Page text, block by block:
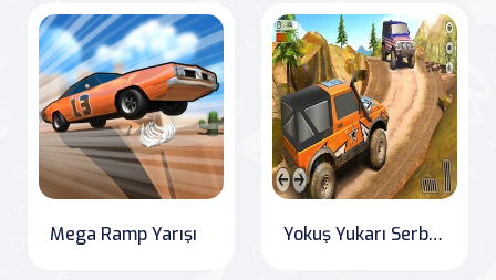
Mega Ramp Yarışı Yokuş Yukarı Serbest Sürüş